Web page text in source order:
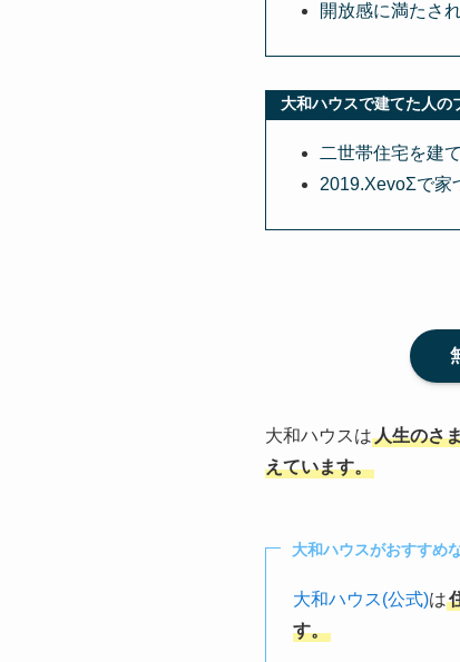
開放感に満たさ
大和ハウスで建てた人の
二世帯住宅を建
2019.XevoΣで家
大和ハウスは人生のさ
えています。
大和ハウスがおすすめ
大和ハウス(公式)は
す。